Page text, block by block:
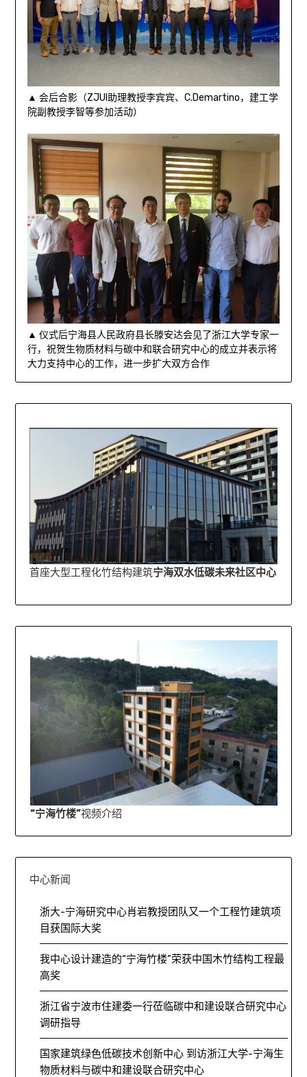
▲ 会后合影（ZJUI助理教授李宾宾、C.Demartino，建工学
院副教授李智等参加活动）
▲ 仪式后宁海县人民政府县长滕安达会见了浙江大学专家一
行，祝贺生物质材料与碳中和联合研究中心的成立并表示将
大力支持中心的工作，进一步扩大双方合作
首座大型工程化竹结构建筑宁海双水低碳未来社区中心
“宁海竹楼”视频介绍
中心新闻
浙大-宁海研究中心肖岩教授团队又一个工程竹建筑项
目获国际大奖
我中心设计建造的“宁海竹楼”荣获中国木竹结构工程最
高奖
浙江省宁波市住建委一行莅临碳中和建设联合研究中心
调研指导
国家建筑绿色低碳技术创新中心 到访浙江大学-宁海生
物质材料与碳中和建设联合研究中心